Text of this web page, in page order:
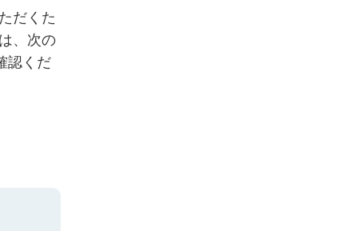
だくた
、次の
認くだ